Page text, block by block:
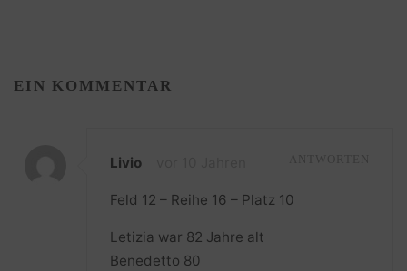
EIN KOMMENTAR
Livio
Feld 12 – Reihe 16 – Platz 10
Letizia war 82 Jahre alt
Benedetto 80